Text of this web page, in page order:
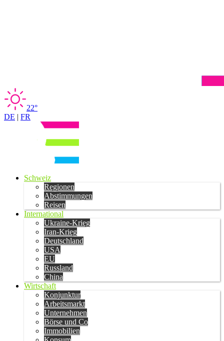
22°
DE | FR
Schweiz
Regionen
Abstimmungen
Reisen
International
Ukraine-Krieg
Iran-Krieg
Deutschland
USA
EU
Russland
China
Wirtschaft
Konjunktur
Arbeitsmarkt
Unternehmen
Börse und Co
Immobilien